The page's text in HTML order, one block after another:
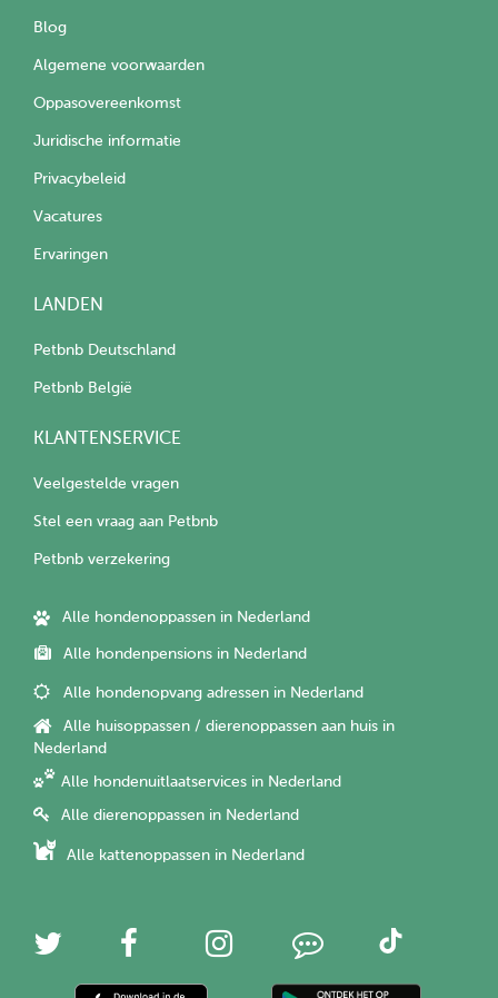
Blog
Algemene voorwaarden
Oppasovereenkomst
Juridische informatie
Privacybeleid
Vacatures
Ervaringen
LANDEN
Petbnb Deutschland
Petbnb België
KLANTENSERVICE
Veelgestelde vragen
Stel een vraag aan Petbnb
Petbnb verzekering
Alle hondenoppassen in Nederland
Alle hondenpensions in Nederland
Alle hondenopvang adressen in Nederland
Alle huisoppassen / dierenoppassen aan huis in
Nederland
Alle hondenuitlaatservices in Nederland
Alle dierenoppassen in Nederland
Alle kattenoppassen in Nederland